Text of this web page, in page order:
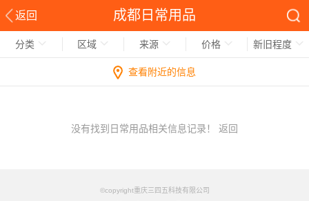
返回 成都日常用品
分类 区域 来源 价格 新旧程度
查看附近的信息
没有找到日常用品相关信息记录！ 返回
©copyright重庆三四五科技有限公司